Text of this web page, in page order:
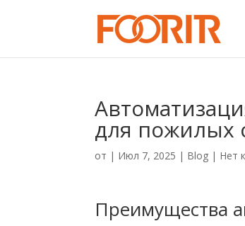
для пожилых
от | Июл 7, 2025 | Blog | Нет
Преимущества